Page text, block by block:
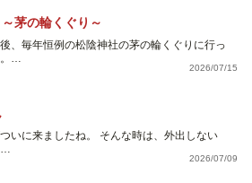
茅の輪くぐり～
、毎年恒例の松陰神社の茅の輪くぐりに行っ
。…
2026/07/15
いに来ましたね。 そんな時は、外出しない
…
2026/07/09